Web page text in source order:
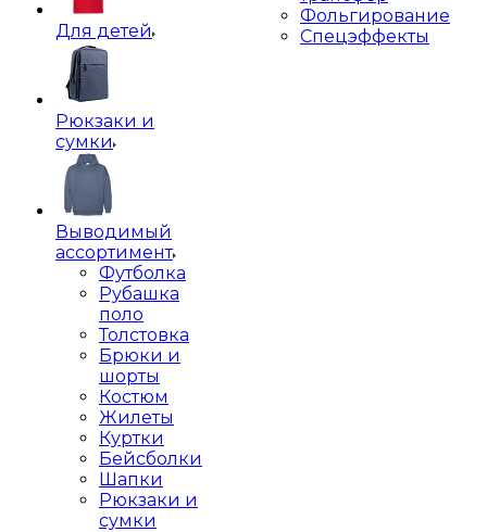
Для детей
Рюкзаки и
сумки
Выводимый
ассортимент
Футболка
Рубашка
поло
Толстовка
Брюки и
шорты
Костюм
Жилеты
Куртки
Бейсболки
Шапки
Рюкзаки и
сумки
Фольгирование
Спецэффекты